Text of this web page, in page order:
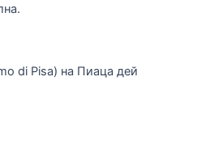
di Pisa) на Пиаца дей